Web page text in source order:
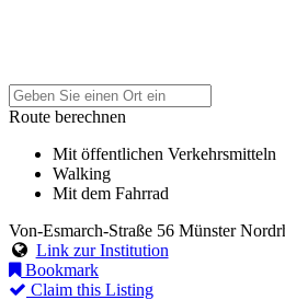
Route berechnen
Mit öffentlichen Verkehrsmitteln
Walking
Mit dem Fahrrad
Von-Esmarch-Straße 56 Münster
Link zur Institution
Bookmark
Claim this Listing